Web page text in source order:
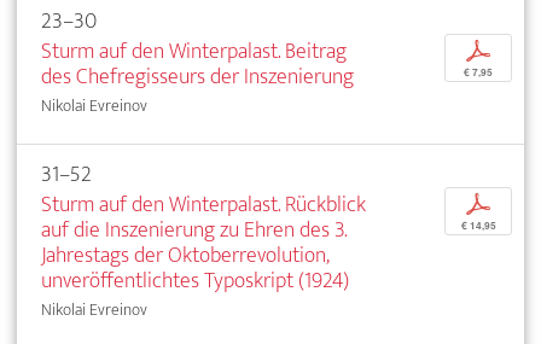
23–30
Sturm auf den Winterpalast. Beitrag
des Chefregisseurs der Inszenierung
Nikolai Evreinov
p
€ 7,95
31–52
Sturm auf den Winterpalast. Rückblick
auf die Inszenierung zu Ehren des 3.
Jahrestags der Oktoberrevolution,
unveröffentlichtes Typoskript (1924)
Nikolai Evreinov
p
€ 14,95